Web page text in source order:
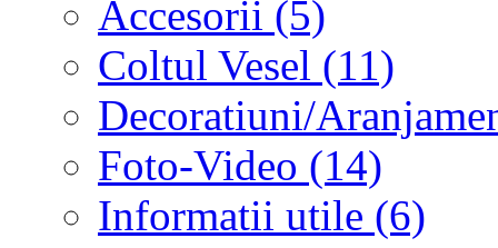
Accesorii (5)
Coltul Vesel (11)
Decoratiuni/
Foto-Video (14)
Informatii utile (6)